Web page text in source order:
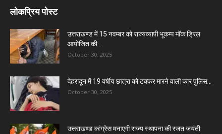
लोकप्रिय पोस्ट
उत्तराखण्ड में 15 नवम्बर को राज्यव्यापी भूकम्प मॉक ड्रिल
आयोजित की...
October 30, 2025
देहरादून में 19 वर्षीय छात्रा को टक्कर मारने वाली कार पुलिस...
October 30, 2025
उत्तराखण्ड कांग्रेस मनाएगी राज्य स्थापना की रजत जयंती